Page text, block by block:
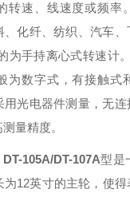
转速、线速度或频率
、化纤、纺织、汽车
为手持离心式转速计。
为数字式，有接触式
用光电器件测量，无
量精度。
105A/DT-107A型是
为12英寸的主轮，使